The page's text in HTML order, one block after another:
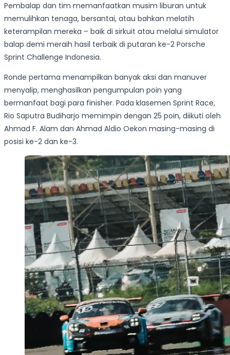
Pembalap dan tim memanfaatkan musim liburan untuk
memulihkan tenaga, bersantai, atau bahkan melatih
keterampilan mereka – baik di sirkuit atau melalui simulator
balap demi meraih hasil terbaik di putaran ke-2 Porsche
Sprint Challenge Indonesia.
Ronde pertama menampilkan banyak aksi dan manuver
menyalip, menghasilkan pengumpulan poin yang
bermanfaat bagi para finisher. Pada klasemen Sprint Race,
Rio Saputra Budiharjo memimpin dengan 25 poin, diikuti oleh
Ahmad F. Alam dan Ahmad Aldio Oekon masing-masing di
posisi ke-2 dan ke-3.